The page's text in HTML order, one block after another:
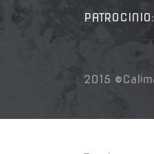
2015